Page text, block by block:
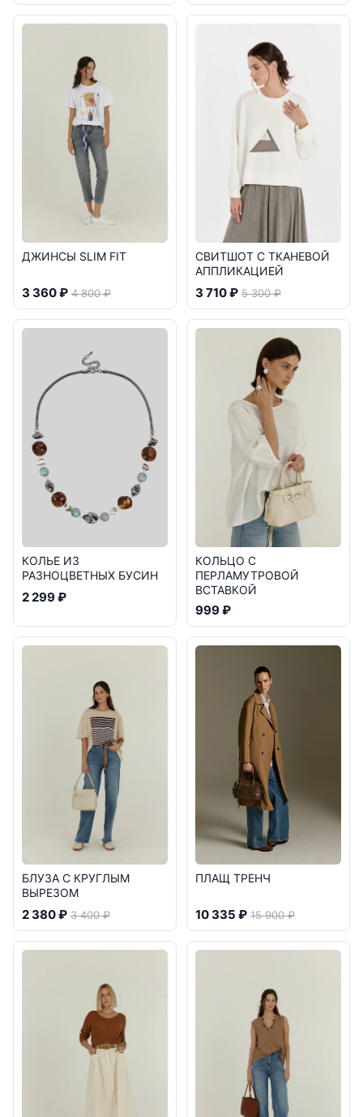
ДЖИНСЫ SLIM FIT
3 360 ₽ 4 800 ₽
СВИТШОТ С ТКАНЕВОЙ
АППЛИКАЦИЕЙ
3 710 ₽ 5 300 ₽
КОЛЬЕ ИЗ
РАЗНОЦВЕТНЫХ БУСИН
2 299 ₽
КОЛЬЦО С
ПЕРЛАМУТРОВОЙ
ВСТАВКОЙ
999 ₽
БЛУЗА С КРУГЛЫМ
ВЫРЕЗОМ
2 380 ₽ 3 400 ₽
ПЛАЩ ТРЕНЧ
10 335 ₽ 15 900 ₽